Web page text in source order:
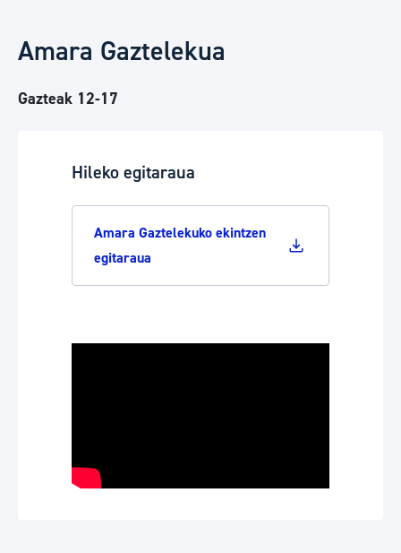
Amara Gaztelekua
Gazteak 12-17
Hileko egitaraua
Amara Gaztelekuko ekintzen
egitaraua